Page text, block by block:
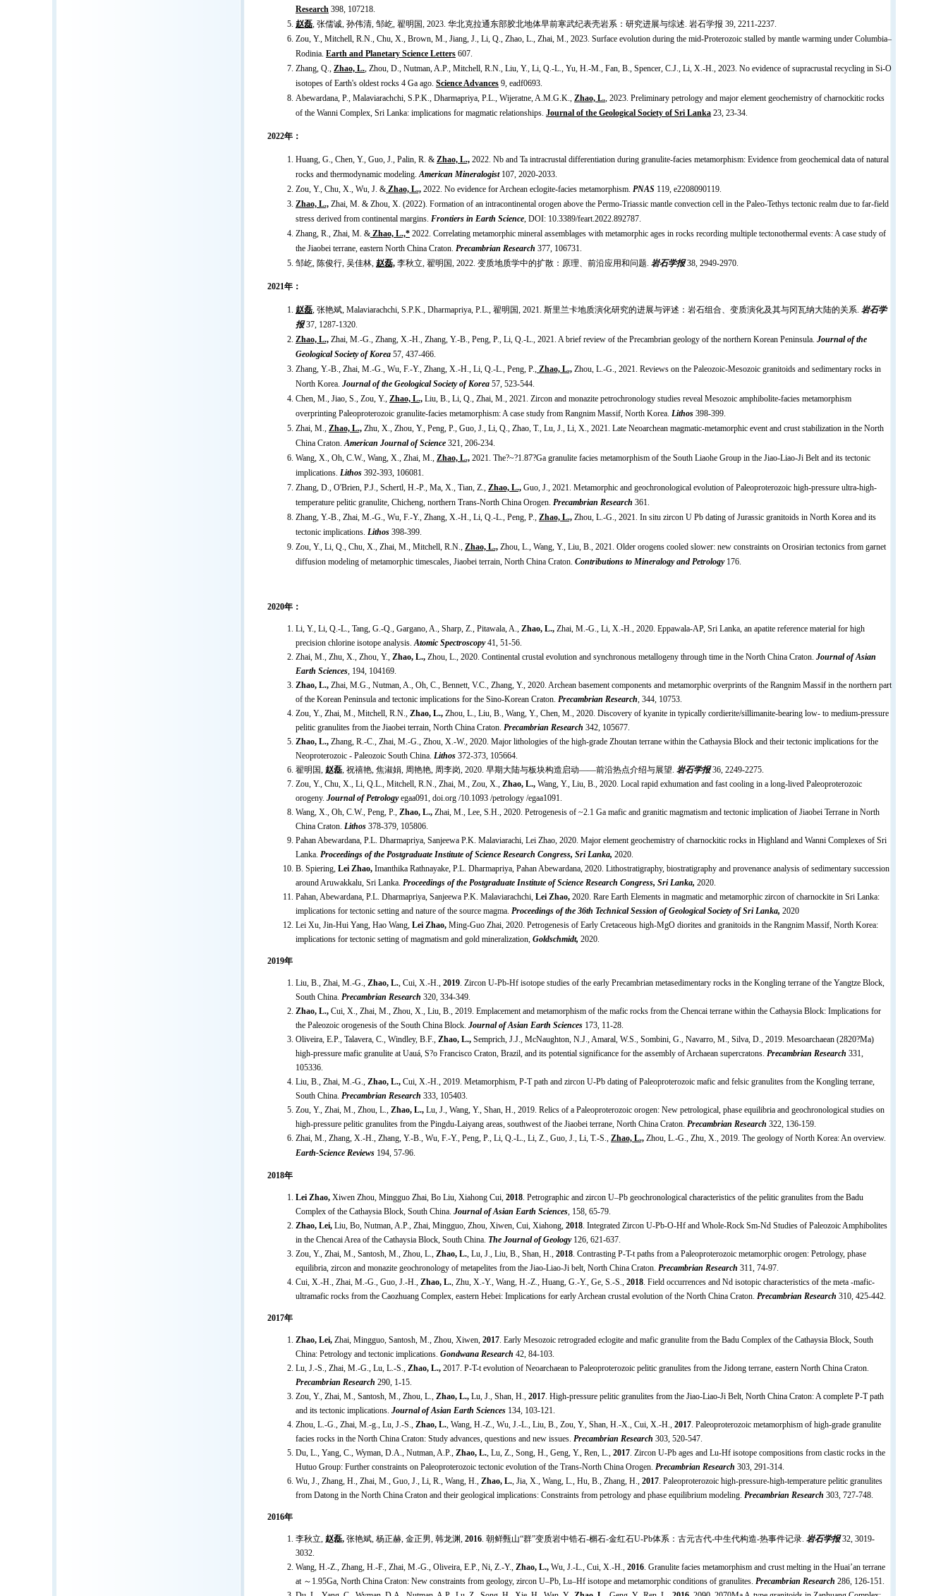
Research 398, 107218.
赵磊, 张儒诚, 孙伟清, 邹屹, 翟明国, 2023. 华北克拉通东部胶北地体早前寒武纪表壳岩系：研究进展与综述. 岩石学报 39, 2211-2237.
Zou, Y., Mitchell, R.N., Chu, X., Brown, M., Jiang, J., Li, Q., Zhao, L., Zhai, M., 2023. Surface evolution during the mid-Proterozoic stalled by mantle warming under Columbia–
Rodinia. Earth and Planetary Science Letters 607.
Zhang, Q., Zhao, L., Zhou, D., Nutman, A.P., Mitchell, R.N., Liu, Y., Li, Q.-L., Yu, H.-M., Fan, B., Spencer, C.J., Li, X.-H., 2023. No evidence of supracrustal recycling in Si-O
isotopes of Earth's oldest rocks 4 Ga ago. Science Advances 9, eadf0693.
Abewardana, P., Malaviarachchi, S.P.K., Dharmapriya, P.L., Wijeratne, A.M.G.K., Zhao, L., 2023. Preliminary petrology and major element geochemistry of charnockitic rocks
of the Wanni Complex, Sri Lanka: implications for magmatic relationships. Journal of the Geological Society of Sri Lanka 23, 23-34.
2022年：
Huang, G., Chen, Y., Guo, J., Palin, R. & Zhao, L., 2022. Nb and Ta intracrustal differentiation during granulite-facies metamorphism: Evidence from geochemical data of natural
rocks and thermodynamic modeling.American Mineralogist107, 2020-2033.
Zou, Y., Chu, X., Wu, J. & Zhao, L., 2022. No evidence for Archean eclogite-facies metamorphism. PNAS 119, e2208090119.
Zhao, L., Zhai, M. & Zhou, X. (2022). Formation of an intracontinental orogen above the Permo-Triassic mantle convection cell in the Paleo-Tethys tectonic realm due to far-field
stress derived from continental margins. Frontiers in Earth Science, DOI: 10.3389/feart.2022.892787.
Zhang, R., Zhai, M. & Zhao, L.,* 2022. Correlating metamorphic mineral assemblages with metamorphic ages in rocks recording multiple tectonothermal events: A case study of
the Jiaobei terrane, eastern North China Craton. Precambrian Research 377, 106731.
邹屹, 陈俊行, 吴佳林, 赵磊, 李秋立, 翟明国, 2022. 变质地质学中的扩散：原理、前沿应用和问题. 岩石学报38, 2949-2970.
2021年：
赵磊, 张艳斌, Malaviarachchi, S.P.K., Dharmapriya, P.L., 翟明国, 2021. 斯里兰卡地质演化研究的进展与评述：岩石组合、变质演化及其与冈瓦纳大陆的关系. 岩石学
报37, 1287-1320.
Zhao, L., Zhai, M.-G., Zhang, X.-H., Zhang, Y.-B., Peng, P., Li, Q.-L., 2021. A brief review of the Precambrian geology of the northern Korean Peninsula. Journal of the
Geological Society of Korea 57, 437-466.
Zhang, Y.-B., Zhai, M.-G., Wu, F.-Y., Zhang, X.-H., Li, Q.-L., Peng, P., Zhao, L., Zhou, L.-G., 2021. Reviews on the Paleozoic-Mesozoic granitoids and sedimentary rocks in
North Korea. Journal of the Geological Society of Korea 57, 523-544.
Chen, M., Jiao, S., Zou, Y., Zhao, L., Liu, B., Li, Q., Zhai, M., 2021. Zircon and monazite petrochronology studies reveal Mesozoic amphibolite-facies metamorphism
overprinting Paleoproterozoic granulite-facies metamorphism: A case study from Rangnim Massif, North Korea. Lithos 398-399.
Zhai, M., Zhao, L., Zhu, X., Zhou, Y., Peng, P., Guo, J., Li, Q., Zhao, T., Lu, J., Li, X., 2021. Late Neoarchean magmatic-metamorphic event and crust stabilization in the North
China Craton.American Journal of Science 321, 206-234.
Wang, X., Oh, C.W., Wang, X., Zhai, M., Zhao, L., 2021. The?~?1.87?Ga granulite facies metamorphism of the South Liaohe Group in the Jiao-Liao-Ji Belt and its tectonic
implications. Lithos 392-393, 106081.
Zhang, D., O'Brien, P.J., Schertl, H.-P., Ma, X., Tian, Z., Zhao, L., Guo, J., 2021. Metamorphic and geochronological evolution of Paleoproterozoic high-pressure ultra-high-
temperature pelitic granulite, Chicheng, northern Trans-North China Orogen. Precambrian Research 361.
Zhang, Y.-B., Zhai, M.-G., Wu, F.-Y., Zhang, X.-H., Li, Q.-L., Peng, P., Zhao, L., Zhou, L.-G., 2021. In situ zircon U Pb dating of Jurassic granitoids in North Korea and its
tectonic implications. Lithos 398-399.
Zou, Y., Li, Q., Chu, X., Zhai, M., Mitchell, R.N., Zhao, L., Zhou, L., Wang, Y., Liu, B., 2021. Older orogens cooled slower: new constraints on Orosirian tectonics from garnet
diffusion modeling of metamorphic timescales, Jiaobei terrain, North China Craton. Contributions to Mineralogy and Petrology176.
2020年：
Li, Y., Li, Q.-L., Tang, G.-Q., Gargano, A., Sharp, Z., Pitawala, A., Zhao, L., Zhai, M.-G., Li, X.-H., 2020. Eppawala-AP, Sri Lanka, an apatite reference material for high
precision chlorine isotope analysis.Atomic Spectroscopy41, 51-56.
Zhai, M., Zhu, X., Zhou, Y., Zhao, L., Zhou, L., 2020. Continental crustal evolution and synchronous metallogeny through time in the North China Craton. Journal of Asian
Earth Sciences, 194, 104169.
Zhao, L., Zhai, M.G., Nutman, A., Oh, C., Bennett, V.C., Zhang, Y., 2020. Archean basement components and metamorphic overprints of the Rangnim Massif in the northern part
of the Korean Peninsula and tectonic implications for the Sino-Korean Craton. Precambrian Research, 344, 10753.
Zou, Y., Zhai, M., Mitchell, R.N., Zhao, L., Zhou, L., Liu, B., Wang, Y., Chen, M., 2020. Discovery of kyanite in typically cordierite/sillimanite-bearing low- to medium-pressure
pelitic granulites from the Jiaobei terrain, North China Craton. Precambrian Research 342, 105677.
Zhao, L., Zhang, R.-C., Zhai, M.-G., Zhou, X.-W., 2020. Major lithologies of the high-grade Zhoutan terrane within the Cathaysia Block and their tectonic implications for the
Neoproterozoic - Paleozoic South China. Lithos 372-373, 105664.
翟明国, 赵磊, 祝禧艳, 焦淑娟, 周艳艳, 周李岗, 2020. 早期大陆与板块构造启动——前沿热点介绍与展望. 岩石学报36, 2249-2275.
Zou, Y., Chu, X., Li, Q.L., Mitchell, R.N., Zhai, M., Zou, X., Zhao, L., Wang, Y., Liu, B., 2020. Local rapid exhumation and fast cooling in a long-lived Paleoproterozoic
orogeny. Journal of Petrologyegaa091, doi.org /10.1093 /petrology /egaa1091.
Wang, X., Oh, C.W., Peng, P., Zhao, L., Zhai, M., Lee, S.H., 2020. Petrogenesis of ~2.1 Ga mafic and granitic magmatism and tectonic implication of Jiaobei Terrane in North
China Craton. Lithos 378-379, 105806.
Pahan Abewardana, P.L. Dharmapriya, Sanjeewa P.K. Malaviarachi, Lei Zhao, 2020. Major element geochemistry of charnockitic rocks in Highland and Wanni Complexes of Sri
Lanka. Proceedings of the Postgraduate Institute of Science Research Congress, Sri Lanka, 2020.
B. Spiering, Lei Zhao, Imanthika Rathnayake, P.L. Dharmapriya, Pahan Abewardana, 2020. Lithostratigraphy, biostratigraphy and provenance analysis of sedimentary succession
around Aruwakkalu, Sri Lanka. Proceedings of the Postgraduate Institute of Science Research Congress, Sri Lanka, 2020.
Pahan, Abewardana, P.L. Dharmapriya, Sanjeewa P.K. Malaviarachchi, Lei Zhao, 2020. Rare Earth Elements in magmatic and metamorphic zircon of charnockite in Sri Lanka:
implications for tectonic setting and nature of the source magma. Proceedings of the 36th Technical Session of Geological Society of Sri Lanka, 2020
Lei Xu, Jin-Hui Yang, Hao Wang, Lei Zhao, Ming-Guo Zhai, 2020. Petrogenesis of Early Cretaceous high-MgO diorites and granitoids in the Rangnim Massif, North Korea:
implications for tectonic setting of magmatism and gold mineralization, Goldschmidt, 2020.
2019年
Liu, B., Zhai, M.-G., Zhao, L., Cui, X.-H., 2019. Zircon U-Pb-Hf isotope studies of the early Precambrian metasedimentary rocks in the Kongling terrane of the Yangtze Block,
South China. Precambrian Research 320, 334-349.
Zhao, L., Cui, X., Zhai, M., Zhou, X., Liu, B., 2019. Emplacement and metamorphism of the mafic rocks from the Chencai terrane within the Cathaysia Block: Implications for
the Paleozoic orogenesis of the South China Block. Journal of Asian Earth Sciences 173, 11-28.
Oliveira, E.P., Talavera, C., Windley, B.F., Zhao, L., Semprich, J.J., McNaughton, N.J., Amaral, W.S., Sombini, G., Navarro, M., Silva, D., 2019. Mesoarchaean (2820?Ma)
high-pressure mafic granulite at Uauá, S?o Francisco Craton, Brazil, and its potential significance for the assembly of Archaean supercratons. Precambrian Research 331,
105336.
Liu, B., Zhai, M.-G., Zhao, L., Cui, X.-H., 2019. Metamorphism, P-T path and zircon U-Pb dating of Paleoproterozoic mafic and felsic granulites from the Kongling terrane,
South China. Precambrian Research 333, 105403.
Zou, Y., Zhai, M., Zhou, L., Zhao, L., Lu, J., Wang, Y., Shan, H., 2019. Relics of a Paleoproterozoic orogen: New petrological, phase equilibria and geochronological studies on
high-pressure pelitic granulites from the Pingdu-Laiyang areas, southwest of the Jiaobei terrane, North China Craton. Precambrian Research 322, 136-159.
Zhai, M., Zhang, X.-H., Zhang, Y.-B., Wu, F.-Y., Peng, P., Li, Q.-L., Li, Z., Guo, J., Li, T.-S., Zhao, L., Zhou, L.-G., Zhu, X., 2019. The geology of North Korea: An overview.
Earth-Science Reviews 194, 57-96.
2018年
Lei Zhao, Xiwen Zhou, Mingguo Zhai, Bo Liu, Xiahong Cui, 2018. Petrographic and zircon U–Pb geochronological characteristics of the pelitic granulites from the Badu
Complex of the Cathaysia Block, South China. Journal of Asian Earth Sciences, 158, 65-79.
Zhao, Lei, Liu, Bo, Nutman, A.P., Zhai, Mingguo, Zhou, Xiwen, Cui, Xiahong, 2018. Integrated Zircon U-Pb-O-Hf and Whole-Rock Sm-Nd Studies of Paleozoic Amphibolites
in the Chencai Area of the Cathaysia Block, South China. The Journal of Geology126, 621-637.
Zou, Y., Zhai, M., Santosh, M., Zhou, L., Zhao, L., Lu, J., Liu, B., Shan, H., 2018. Contrasting P-T-t paths from a Paleoproterozoic metamorphic orogen: Petrology, phase
equilibria, zircon and monazite geochronology of metapelites from the Jiao-Liao-Ji belt, North China Craton. Precambrian Research 311, 74-97.
Cui, X.-H., Zhai, M.-G., Guo, J.-H., Zhao, L., Zhu, X.-Y., Wang, H.-Z., Huang, G.-Y., Ge, S.-S., 2018. Field occurrences and Nd isotopic characteristics of the meta -mafic-
ultramafic rocks from the Caozhuang Complex, eastern Hebei: Implications for early Archean crustal evolution of the North China Craton. Precambrian Research 310, 425-442.
2017年
Zhao, Lei, Zhai, Mingguo, Santosh, M., Zhou, Xiwen, 2017. Early Mesozoic retrograded eclogite and mafic granulite from the Badu Complex of the Cathaysia Block, South
China: Petrology and tectonic implications. Gondwana Research 42, 84-103.
Lu, J.-S., Zhai, M.-G., Lu, L.-S., Zhao, L., 2017. P-T-t evolution of Neoarchaean to Paleoproterozoic pelitic granulites from the Jidong terrane, eastern North China Craton.
Precambrian Research 290, 1-15.
Zou, Y., Zhai, M., Santosh, M., Zhou, L., Zhao, L., Lu, J., Shan, H., 2017. High-pressure pelitic granulites from the Jiao-Liao-Ji Belt, North China Craton: A complete P-T path
and its tectonic implications. Journal of Asian Earth Sciences 134, 103-121.
Zhou, L.-G., Zhai, M.-g., Lu, J.-S., Zhao, L., Wang, H.-Z., Wu, J.-L., Liu, B., Zou, Y., Shan, H.-X., Cui, X.-H., 2017. Paleoproterozoic metamorphism of high-grade granulite
facies rocks in the North China Craton: Study advances, questions and new issues. Precambrian Research 303, 520-547.
Du, L., Yang, C., Wyman, D.A., Nutman, A.P., Zhao, L., Lu, Z., Song, H., Geng, Y., Ren, L., 2017. Zircon U-Pb ages and Lu-Hf isotope compositions from clastic rocks in the
Hutuo Group: Further constraints on Paleoproterozoic tectonic evolution of the Trans-North China Orogen. Precambrian Research 303, 291-314.
Wu, J., Zhang, H., Zhai, M., Guo, J., Li, R., Wang, H., Zhao, L., Jia, X., Wang, L., Hu, B., Zhang, H., 2017. Paleoproterozoic high-pressure-high-temperature pelitic granulites
from Datong in the North China Craton and their geological implications: Constraints from petrology and phase equilibrium modeling. Precambrian Research 303, 727-748.
2016年
李秋立, 赵磊, 张艳斌, 杨正赫, 金正男, 韩龙渊, 2016. 朝鲜甄山“群”变质岩中锆石-榍石-金红石U-Pb体系：古元古代-中生代构造-热事件记录. 岩石学报32, 3019-
3032.
Wang, H.-Z., Zhang, H.-F., Zhai, M.-G., Oliveira, E.P., Ni, Z.-Y., Zhao, L., Wu, J.-L., Cui, X.-H., 2016. Granulite facies metamorphism and crust melting in the Huai’an terrane
at ～ 1.95Ga, North China Craton: New constraints from geology, zircon U–Pb, Lu–Hf isotope and metamorphic conditions of granulites. Precambrian Research 286, 126-151.